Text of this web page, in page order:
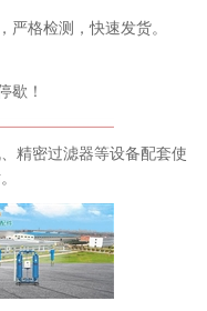
严格检测，快速发货。
歇！
精密过滤器等设备配套使